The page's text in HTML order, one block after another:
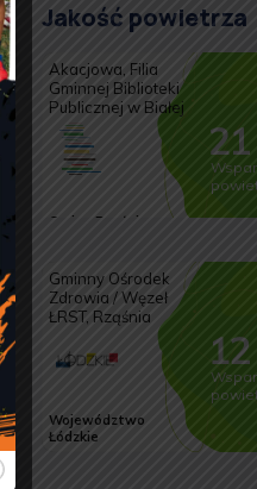
Jakość powietrza